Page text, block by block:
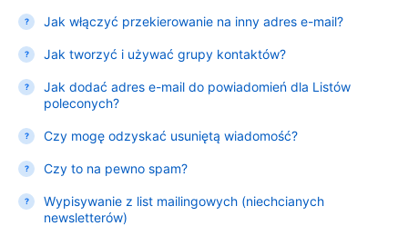
Jak włączyć przekierowanie na inny adres e-mail?
Jak tworzyć i używać grupy kontaktów?
Jak dodać adres e-mail do powiadomień dla Listów
poleconych?
Czy mogę odzyskać usuniętą wiadomość?
Czy to na pewno spam?
Wypisywanie z list mailingowych (niechcianych
newsletterów)